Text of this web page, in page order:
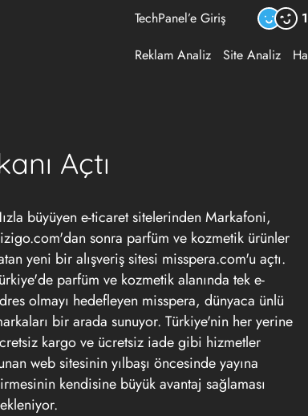
TechPanel’e Giriş
Reklam Analiz Site Analiz
Açtı
büyüyen e-ticaret sitelerinden Markafoni,
sonra parfüm ve kozmetik ürünler
yeni bir alışveriş sitesi misspera.com'u açtı.
parfüm ve kozmetik alanında tek e-
olmayı hedefleyen misspera, dünyaca ünlü
bir arada sunuyor. Türkiye'nin her yerine
kargo ve ücretsiz iade gibi hizmetler
web sitesinin yılbaşı öncesinde yayına
kendisine büyük avantaj sağlaması